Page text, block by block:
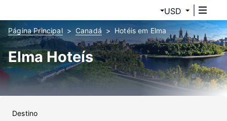
USD
Página Principal Canadá Hotéis em Elma
Elma Hoteís
Destino